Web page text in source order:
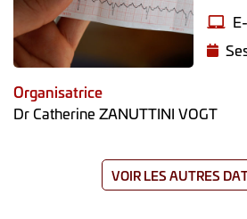
Organisatrice
Dr Catherine ZANUTTINI VOGT
VOIR LES AUTRES